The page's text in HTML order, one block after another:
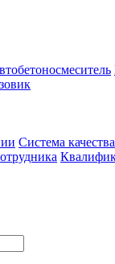
Система качества